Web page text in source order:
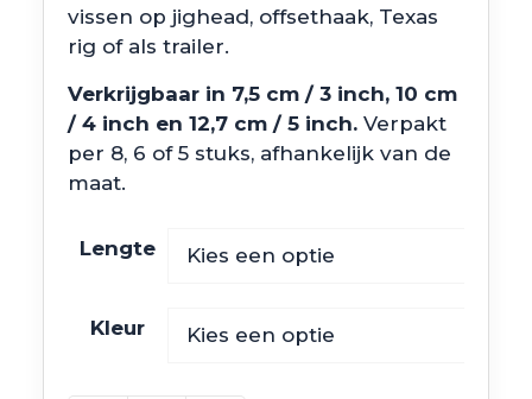
vissen op jighead, offsethaak, Texas
rig of als trailer.
Verkrijgbaar in 7,5 cm / 3 inch, 10 cm
/ 4 inch en 12,7 cm / 5 inch. Verpakt
per 8, 6 of 5 stuks, afhankelijk van de
maat.
Lengte
Kleur